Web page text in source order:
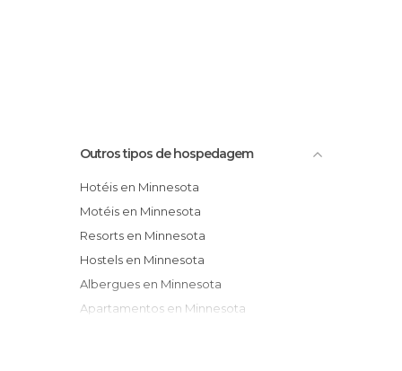
Outros tipos de hospedagem
Hotéis en Minnesota
Motéis en Minnesota
Resorts en Minnesota
Hostels en Minnesota
Albergues en Minnesota
Apartamentos en Minnesota